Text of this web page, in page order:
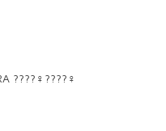
????‍♀️????‍♀️